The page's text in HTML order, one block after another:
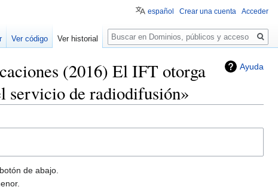
Ayuda
(2016) El IFT otorga
servicio de radiodifusión»
de abajo.
español Crear una cuenta Acceder
Ver código Ver historial
Buscar